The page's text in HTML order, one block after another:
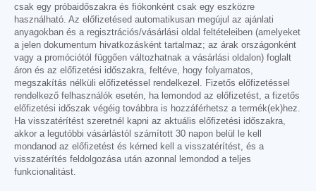
csak egy próbaidőszakra és fiókonként csak egy eszközre
használható. Az előfizetésed automatikusan megújul az ajánlati
anyagokban és a regisztrációs/vásárlási oldal feltételeiben (amelyeket
a jelen dokumentum hivatkozásként tartalmaz; az árak országonként
vagy a promóciótól függően változhatnak a vásárlási oldalon) foglalt
áron és az előfizetési időszakra, feltéve, hogy folyamatos,
megszakítás nélküli előfizetéssel rendelkezel. Fizetős előfizetéssel
rendelkező felhasználók esetén, ha lemondod az előfizetést, a fizetős
előfizetési időszak végéig továbbra is hozzáférhetsz a termék(ek)hez.
Ha visszatérítést szeretnél kapni az aktuális előfizetési időszakra,
akkor a legutóbbi vásárlástól számított 30 napon belül le kell
mondanod az előfizetést és kérned kell a visszatérítést, és a
visszatérítés feldolgozása után azonnal lemondod a teljes
funkcionalitást.